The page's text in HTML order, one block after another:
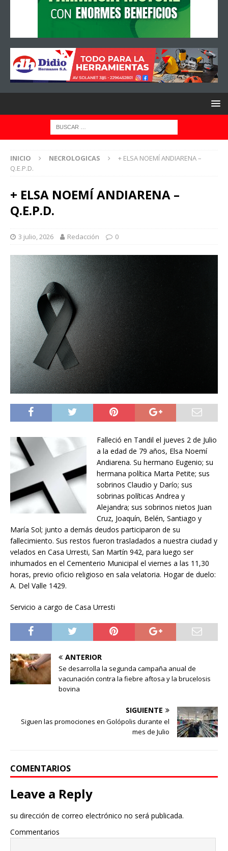
INICIO NECROLOGICAS
+ ELSA NOEMÍ ANDIARENA –
Q.E.P.D.
+ ELSA NOEMÍ ANDIARENA –
Q.E.P.D.
3 julio, 2026 Redacción 0
Falleció en Tandil el jueves 2 de Julio
a la edad de 79 años, Elsa Noemí
Andiarena. Su hermano Eugenio; su
hermana política Marta Petite; sus
sobrinos Claudio y Darío; sus
sobrinas políticas Andrea y
Alejandra; sus sobrinos nietos Juan
Cruz, Joaquín, Belén, Santiago y
María Sol; junto a demás deudos participaron de su
fallecimiento. Sus restos fueron trasladados a nuestra ciudad y
velados en Casa Urresti, San Martín 942, para luego ser
inhumados en el Cementerio Municipal el viernes a las 11,30
horas, previo oficio religioso en sala velatoria. Hogar de duelo:
A. Del Valle 1429.
Servicio a cargo de Casa Urresti
ANTERIOR
Se desarrolla la segunda campaña anual de
vacunación contra la fiebre aftosa y la brucelosis
bovina
SIGUIENTE
Siguen las promociones en Golópolis durante el
mes de Julio
COMENTARIOS
Leave a Reply
su dirección de correo electrónico no será publicada.
Commentarios